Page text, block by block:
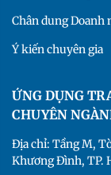
Chân dung Doanh
Ý kiến chuyên gia
ỨNG DỤNG
CHUYÊN
Địa chỉ: Tầng M,
Khương Đình, TP.